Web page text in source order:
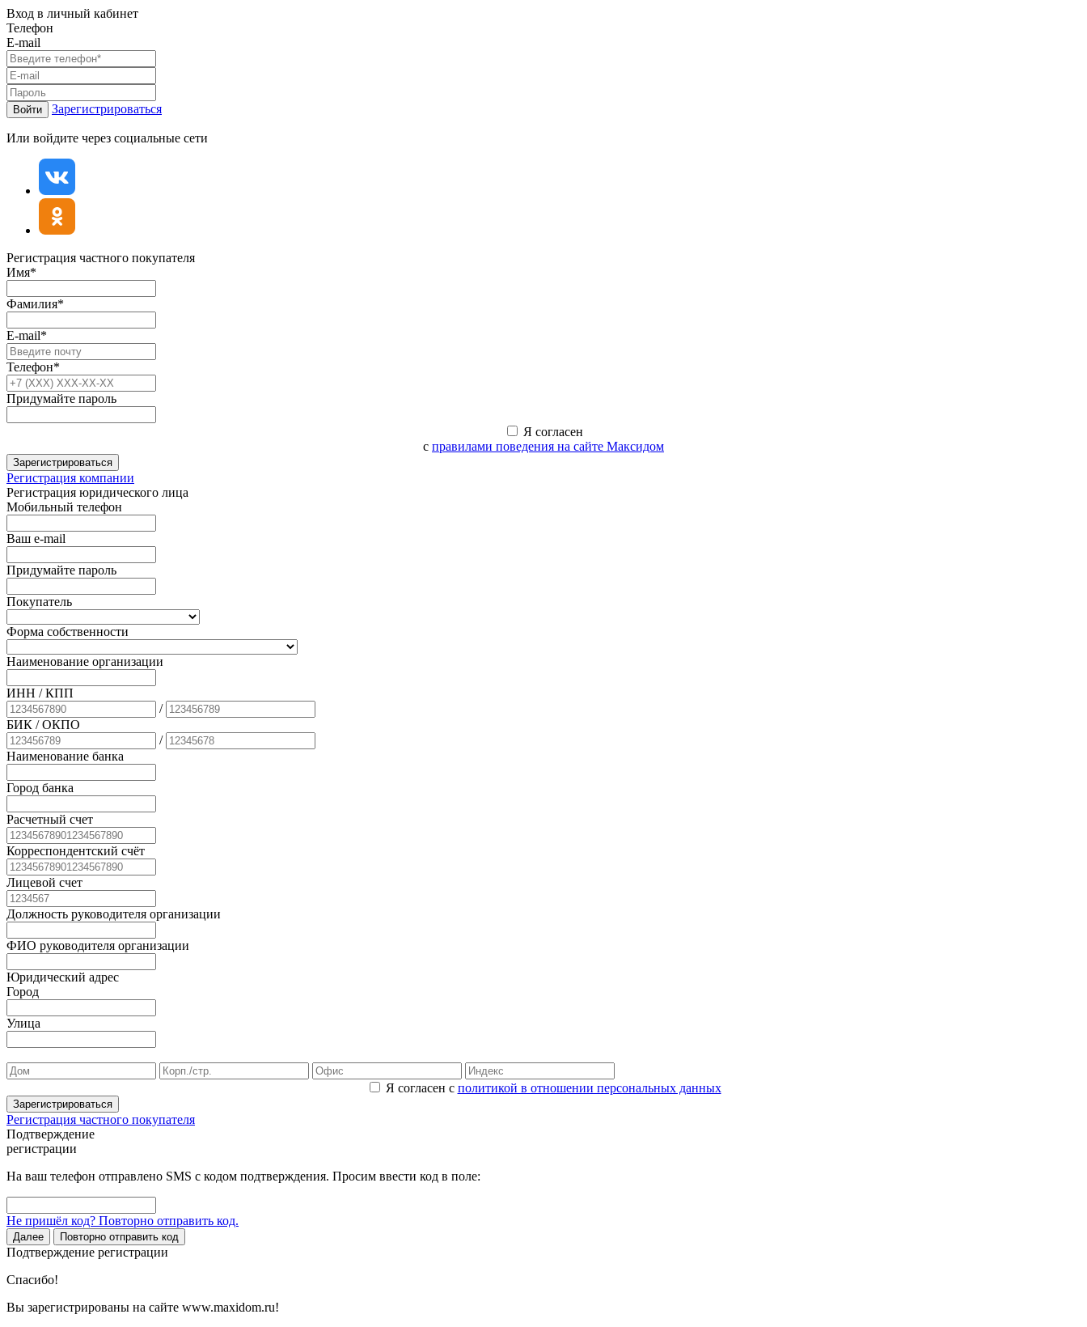
Вход в личный кабинет
Телефон
E-mail
Войти Зарегистрироваться
Или войдите через социальные сети
Регистрация частного покупателя
Имя*
Фамилия*
E-mail*
Телефон*
Придумайте пароль
Я согласен
с правилами поведения на сайте Максидом
Зарегистрироваться
Регистрация компании
Регистрация юридического лица
Мобильный телефон
Ваш e-mail
Придумайте пароль
Покупатель
Форма собственности
Наименование организации
ИНН / КПП
/
БИК / ОКПО
/
Наименование банка
Город банка
Расчетный счет
Корреспондентский счёт
Лицевой счет
Должность руководителя организации
ФИО руководителя организации
Юридический адрес
Город
Улица
Я согласен с политикой в отношении персональных данных
Зарегистрироваться
Регистрация частного покупателя
Подтверждение
регистрации
На ваш телефон отправлено SMS с кодом подтверждения. Просим ввести код в поле:
Не пришёл код? Повторно отправить код.
Далее Повторно отправить код
Подтверждение регистрации
Спасибо!
Вы зарегистрированы на сайте www.maxidom.ru!